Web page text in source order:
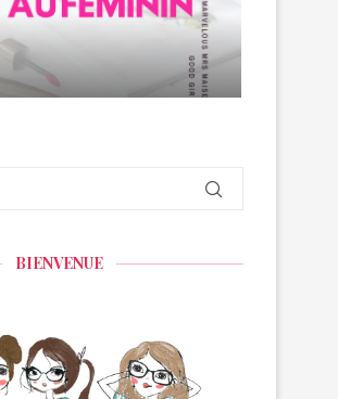
au féminin dans les séries
BIENVENUE